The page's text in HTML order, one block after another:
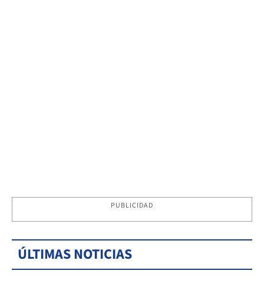
PUBLICIDAD
ÚLTIMAS NOTICIAS